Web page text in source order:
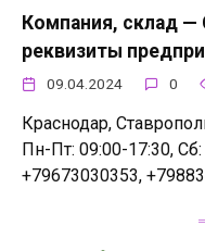
Компания, склад —
реквизиты
09.04.2024 0
Краснодар,
Пн-Пт: 09:00-17:30,
+79673030353,